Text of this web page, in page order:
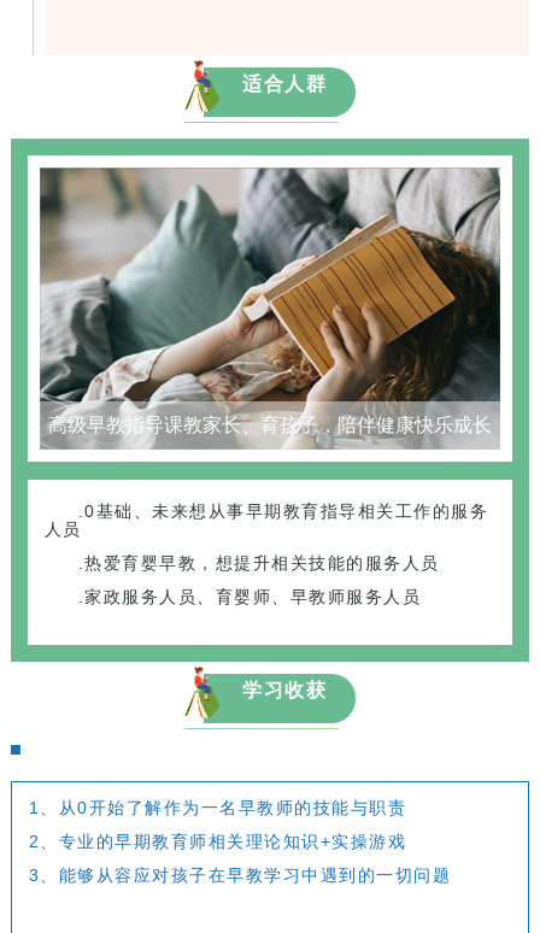
适合人群
高级早教指导课教家长、育孩子，陪伴健康快乐成长
.0基础、未来想从事早期教育指导相关工作的服务
人员
.热爱育婴早教，想提升相关技能的服务人员
.家政服务人员、育婴师、早教师服务人员
学习收获
1、从0开始了解作为一名早教师的技能与职责
2、专业的早期教育师相关理论知识+实操游戏
3、能够从容应对孩子在早教学习中遇到的一切问题